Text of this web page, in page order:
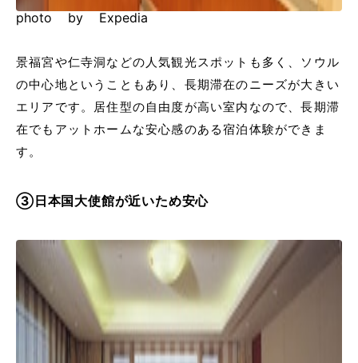
photo by Expedia
景福宮や仁寺洞などの人気観光スポットも多く、ソウル
の中心地ということもあり、長期滞在のニーズが大きい
エリアです。居住型の自由度が高い室内なので、長期滞
在でもアットホームな安心感のある宿泊体験ができま
す。
③日本国大使館が近いため安心